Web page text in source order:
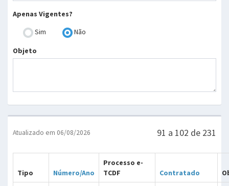
Apenas Vigentes?
Sim
Não
Objeto
Atualizado em 06/08/2026 91 a 102 de 231
Tipo Número/Ano
Processo e-
TCDF
Contratado